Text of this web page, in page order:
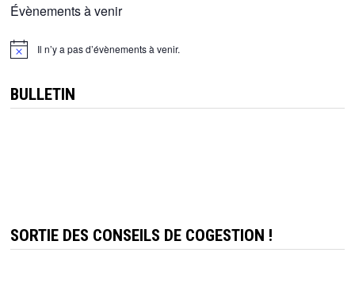
Évènements à venir
Notice Il n’y a pas d’évènements à venir.
BULLETIN
SORTIE DES CONSEILS DE COGESTION !